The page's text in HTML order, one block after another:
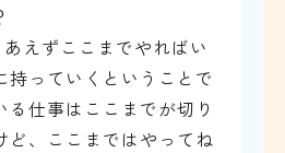
えずここまでやればい
持っていくということで
る仕事はここまでが切り
ど、ここまではやってね